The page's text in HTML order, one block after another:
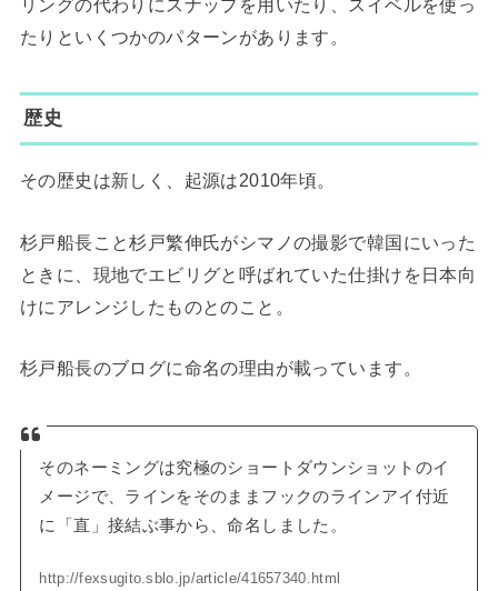
リングの代わりにスナップを用いたり、スイベルを使っ
たりといくつかのパターンがあります。
歴史
その歴史は新しく、起源は2010年頃。
杉戸船長こと杉戸繁伸氏がシマノの撮影で韓国にいった
ときに、現地でエビリグと呼ばれていた仕掛けを日本向
けにアレンジしたものとのこと。
杉戸船長のブログに命名の理由が載っています。
そのネーミングは究極のショートダウンショットのイ
メージで、ラインをそのままフックのラインアイ付近
に「直」接結ぶ事から、命名しました。
http://fexsugito.sblo.jp/article/41657340.html